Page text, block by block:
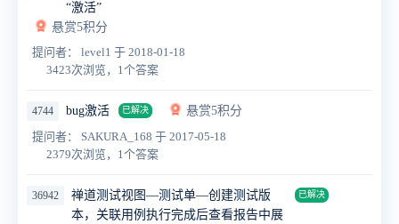
“激活”
悬赏5积分
提问者： level1 于 2018-01-18
3423次浏览，1个答案
4744 bug激活 已解决
悬赏5积分
提问者： SAKURA_168 于 2017-05-18
2379次浏览，1个答案
36942
禅道测试视图—测试单—创建测试版
本，关联用例执行完成后查看报告中展
已解决